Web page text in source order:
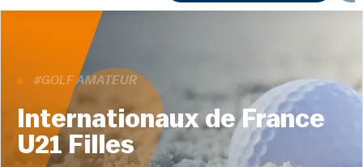
#GOLF AMATEUR
Internationaux de France
U21 Filles